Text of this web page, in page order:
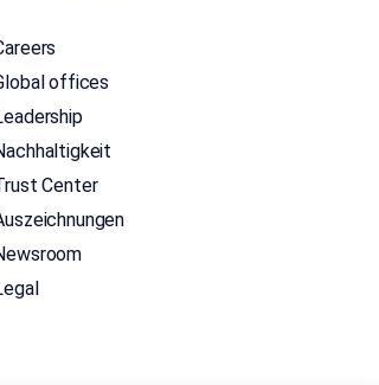
offices
Center